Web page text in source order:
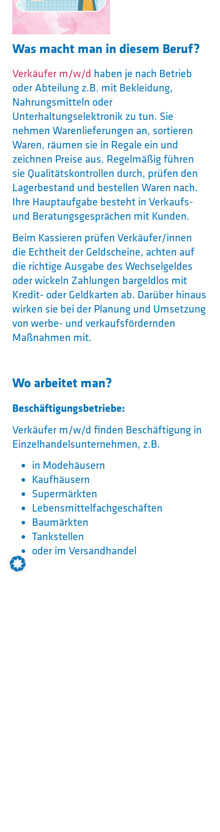
Was macht man in diesem Beruf?
Verkäufer m/w/d haben je nach Betrieb
oder Abteilung z.B. mit Bekleidung,
Nahrungsmitteln oder
Unterhaltungselektronik zu tun. Sie
nehmen Warenlieferungen an, sortieren
Waren, räumen sie in Regale ein und
zeichnen Preise aus. Regelmäßig führen
sie Qualitätskontrollen durch, prüfen den
Lagerbestand und bestellen Waren nach.
Ihre Hauptaufgabe besteht in Verkaufs-
und Beratungsgesprächen mit Kunden.
Beim Kassieren prüfen Verkäufer/innen
die Echtheit der Geldscheine, achten auf
die richtige Ausgabe des Wechselgeldes
oder wickeln Zahlungen bargeldlos mit
Kredit- oder Geldkarten ab. Darüber hinaus
wirken sie bei der Planung und Umsetzung
von werbe- und verkaufsfördernden
Maßnahmen mit.
Wo arbeitet man?
Beschäftigungsbetriebe:
Verkäufer m/w/d finden Beschäftigung in
Einzelhandelsunternehmen, z.B.
in Modehäusern
Kaufhäusern
Supermärkten
Lebensmittelfachgeschäften
Baumärkten
Tankstellen
oder im Versandhandel